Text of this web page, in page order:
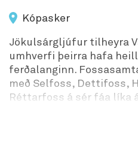
Kópasker
Jökulsárgljúfur tilheyra
umhverfi þeirra hafa
ferðalanginn.
með Selfoss, Dettifoss,
Réttarfoss á sér fáa líka